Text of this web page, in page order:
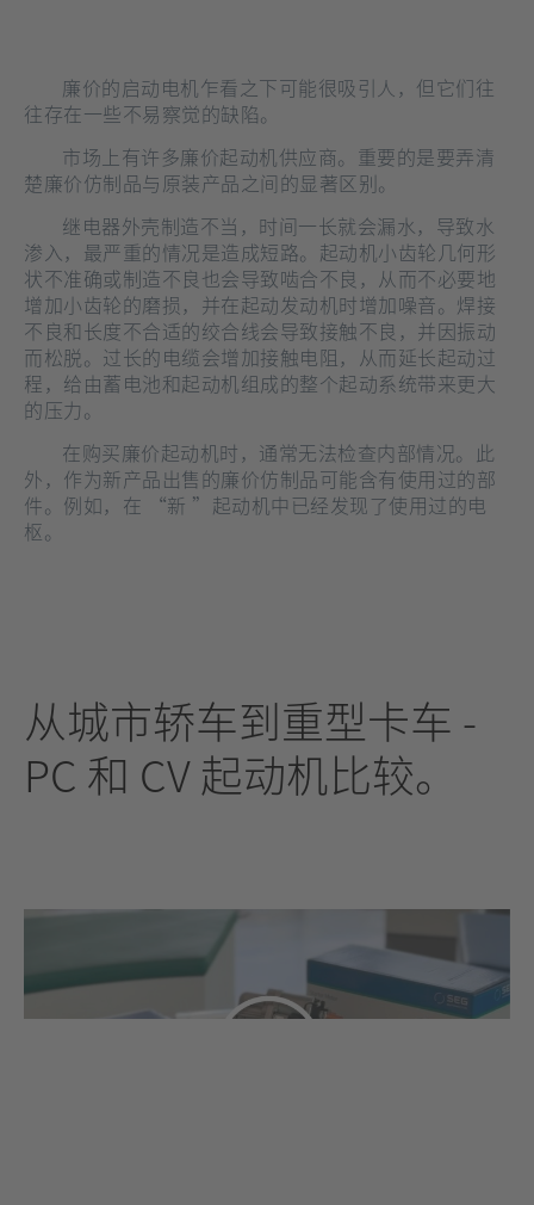
廉价的启动电机乍看之下可能很吸引人，但它们往
往存在一些不易察觉的缺陷。
市场上有许多廉价起动机供应商。重要的是要弄清
楚廉价仿制品与原装产品之间的显著区别。
继电器外壳制造不当，时间一长就会漏水，导致水
渗入，最严重的情况是造成短路。起动机小齿轮几何形
状不准确或制造不良也会导致啮合不良，从而不必要地
增加小齿轮的磨损，并在起动发动机时增加噪音。焊接
不良和长度不合适的绞合线会导致接触不良，并因振动
而松脱。过长的电缆会增加接触电阻，从而延长起动过
程，给由蓄电池和起动机组成的整个起动系统带来更大
的压力。
在购买廉价起动机时，通常无法检查内部情况。此
外，作为新产品出售的廉价仿制品可能含有使用过的部
件。例如，在 “新 ”起动机中已经发现了使用过的电
枢。
从城市轿车到重型卡车 -
PC 和 CV 起动机比较。
新
页
打